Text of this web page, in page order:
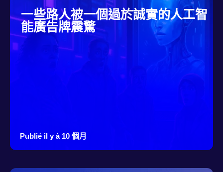
一些路人被一個過於誠實的人工智
能廣告牌震驚
Publié il y à 10 個月